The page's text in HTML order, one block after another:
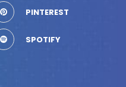
PINTEREST
SPOTIFY